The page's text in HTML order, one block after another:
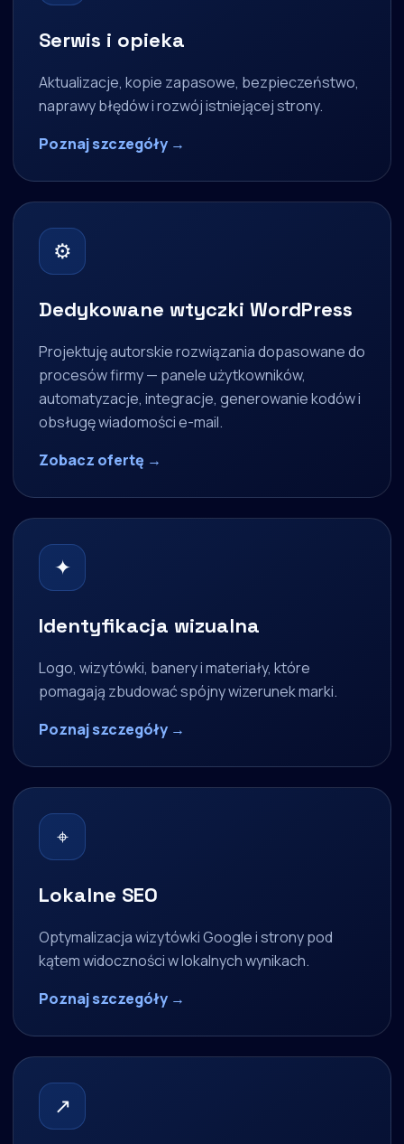
Serwis i opieka
Aktualizacje, kopie zapasowe, bezpieczeństwo,
naprawy błędów i rozwój istniejącej strony.
Poznaj szczegóły →
⚙
Dedykowane wtyczki WordPress
Projektuję autorskie rozwiązania dopasowane do
procesów firmy — panele użytkowników,
automatyzacje, integracje, generowanie kodów i
obsługę wiadomości e-mail.
Zobacz ofertę →
✦
Identyfikacja wizualna
Logo, wizytówki, banery i materiały, które
pomagają zbudować spójny wizerunek marki.
Poznaj szczegóły →
⌖
Lokalne SEO
Optymalizacja wizytówki Google i strony pod
kątem widoczności w lokalnych wynikach.
Poznaj szczegóły →
↗